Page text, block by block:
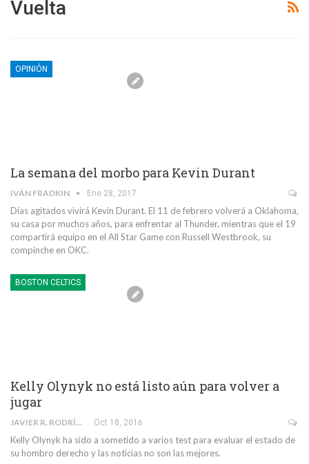
Vuelta
OPINIÓN
La semana del morbo para Kevin Durant
IVÁN FRADKIN Ene 28, 2017
Días agitados vivirá Kevin Durant. El 11 de febrero volverá a Oklahoma,
su casa por muchos años, para enfrentar al Thunder, mientras que el 19
compartirá equipo en el All Star Game con Russell Westbrook, su
compinche en OKC.
BOSTON CELTICS
Kelly Olynyk no está listo aún para volver a
jugar
JAVIER R. RODRÍGUEZ Oct 18, 2016
Kelly Olynyk ha sido a sometido a varios test para evaluar el estado de
su hombro derecho y las noticias no son las mejores.